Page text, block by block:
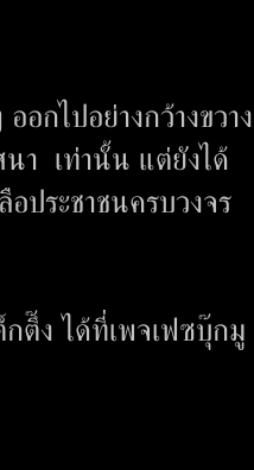
อกไปอย่างกว้างขวาง
นา เท่านั้น แต่ยังได้
ประชาชนครบวงจร
ตึ๊ง ได้ที่เพจเฟซบุ๊กมู